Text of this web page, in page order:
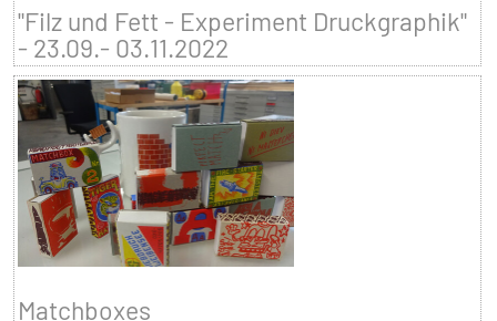
"Filz und Fett - Experiment Druckgraphik"
- 23.09.- 03.11.2022
Matchboxes